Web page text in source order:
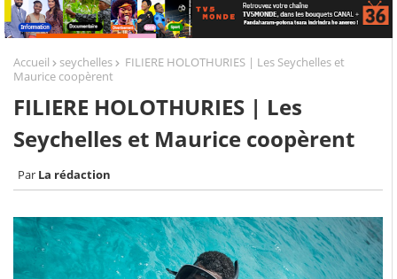
Retrouvez votre chaîne @TV5MONDE, dans les bouquets CANAL+ 36 . Fandaharam-potoana tsara indrindra ho anareo!
Accueil seychelles
FILIERE HOLOTHURIES | Les Seychelles et
Maurice coopèrent
FILIERE HOLOTHURIES | Les
Seychelles et Maurice coopèrent
La rédaction